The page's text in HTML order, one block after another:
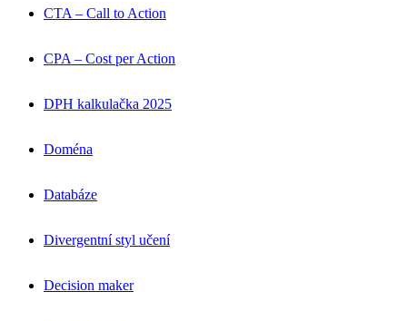
CTA – Call to Action
CPA – Cost per Action
DPH kalkulačka 2025
Doména
Databáze
Divergentní styl učení
Decision maker